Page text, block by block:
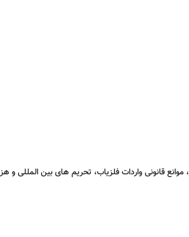
موانع قانونی واردات فلزیاب، تحریم های بین المللی